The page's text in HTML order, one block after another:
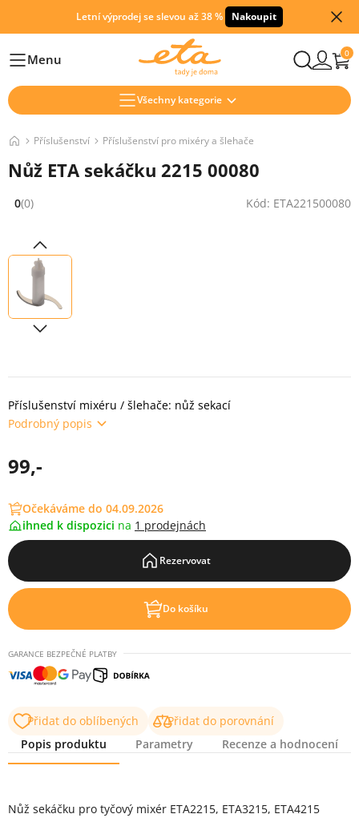
Letní výprodej se slevou až 38 % Nakoupit
HlavníMenu 0
Všechny kategorie
Příslušenství Příslušenství pro mixéry a šlehače
Nůž ETA sekáčku 2215 00080
Hodnocení: 0 z 5 (0 recenzí)
0(0) Kód: ETA221500080
Příslušenství mixéru / šlehače: nůž sekací
Podrobný popis
99,-
Očekáváme do 04.09.2026
ihned k dispozici na 1 prodejnách
Rezervovat
Do košíku
GARANCE BEZPEČNÉ PLATBY
Přidat do oblíbených
Přidat do porovnání
Popis produktu
Parametry Recenze a hodnocení
Nůž sekáčku pro tyčový mixér ETA2215, ETA3215, ETA4215